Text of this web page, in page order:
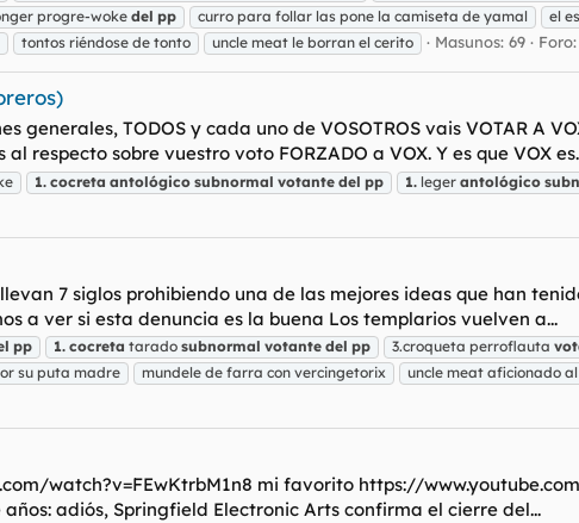
progre-woke del pp curro para follar las pone la camiseta de yamal
el
tontos riéndose de tonto uncle meat le borran el cerito Masunos: 69 Foro:
TODOS y cada uno de VOSOTROS vais VOTAR A
respecto sobre vuestro voto FORZADO a VOX. Y es que VOX
1. cocreta antológico subnormal votante del pp 1. leger antológico
7 siglos prohibiendo una de las mejores ideas que han
a ver si esta denuncia es la buena Los templarios vuelven a...
pp 1. cocreta tarado subnormal votante del pp 3.croqueta perroflauta
su puta madre mundele de farra con vercingetorix
uncle meat aficionado
watch?v=FEwKtrbM1n8 mi favorito https://
adiós, Springfield Electronic Arts confirma el cierre del...